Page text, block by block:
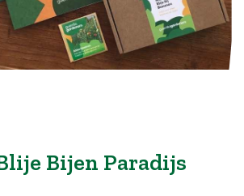
Bijen Paradijs